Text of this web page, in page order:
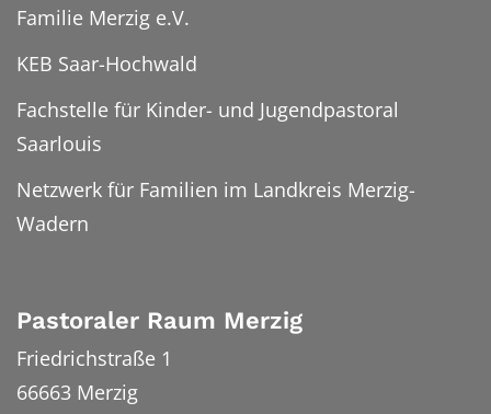
Familie Merzig e.V.
KEB Saar-Hochwald
Fachstelle für Kinder- und Jugendpastoral
Saarlouis
Netzwerk für Familien im Landkreis Merzig-
Wadern
Pastoraler Raum Merzig
Friedrichstraße 1
66663 Merzig